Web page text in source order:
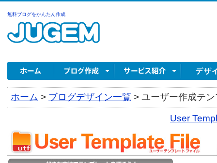
無料ブログをかんたん作成
ホーム > ブログデザイン一覧 > ユーザー作成テ
User